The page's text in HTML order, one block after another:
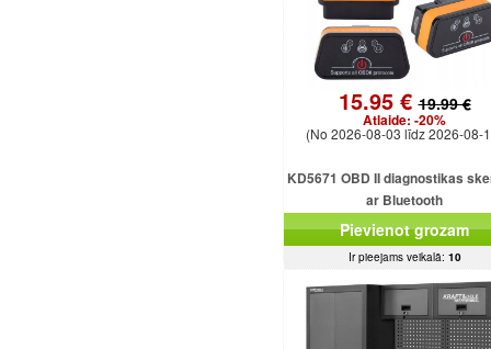
15.95 €19.99 €
Atlaide: -20%
(No 2026-08-03 līdz 2026-08-
KD5671 OBD II diagnostikas
ar Bluetooth
Pievienot grozam
Ir pieejams veikalā: 10